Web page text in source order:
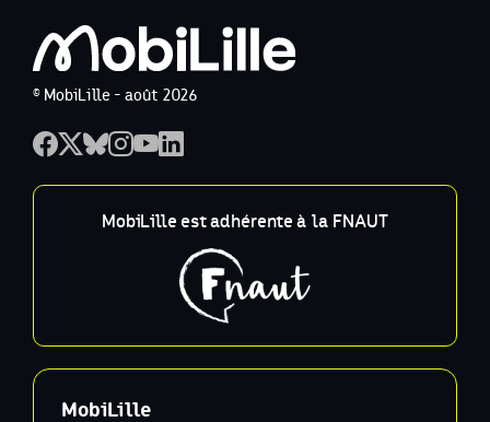
© MobiLille - août 2026
MobiLille est adhérente à la FNAUT
MobiLille